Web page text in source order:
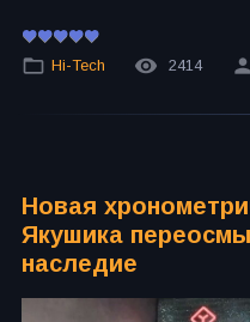
Hi-Tech 2414
Новая
Якушика
наследие